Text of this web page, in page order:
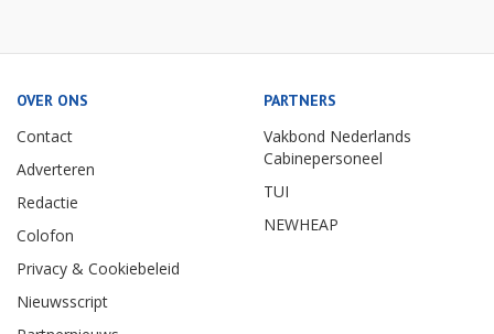
OVER ONS
Contact
Adverteren
Redactie
Colofon
Privacy & Cookiebeleid
Nieuwsscript
PARTNERS
Vakbond Nederlands
Cabinepersoneel
TUI
NEWHEAP